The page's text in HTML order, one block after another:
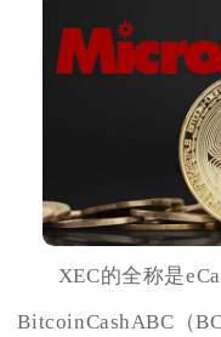
XEC的全称是
BitcoinCashABC（